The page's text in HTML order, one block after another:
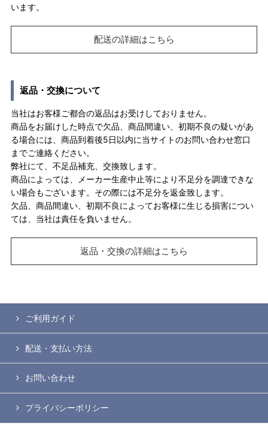
います。
配送の詳細はこちら
返品・交換について
当社はお客様ご都合の返品はお受けしておりません。
商品をお届けした時点で欠品、商品間違い、初期不良の疑いがあ
る場合には、商品到着後5日以内に当サイトのお問い合わせ窓口
までご連絡ください。
弊社にて、不足品補充、交換致します。
商品によっては、メーカー生産中止等により不足分を調達できな
い場合もございます。その際には不足分を返金致します。
欠品、商品間違い、初期不良によってお客様に生じる損害につい
ては、当社は責任を負いません。
返品・交換の詳細はこちら
ご利用ガイド
配送・支払い方法
お問い合わせ
プライバシーポリシー